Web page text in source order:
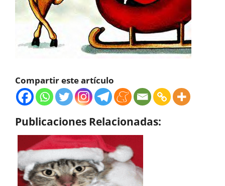
Compartir este artículo
Publicaciones Relacionadas: